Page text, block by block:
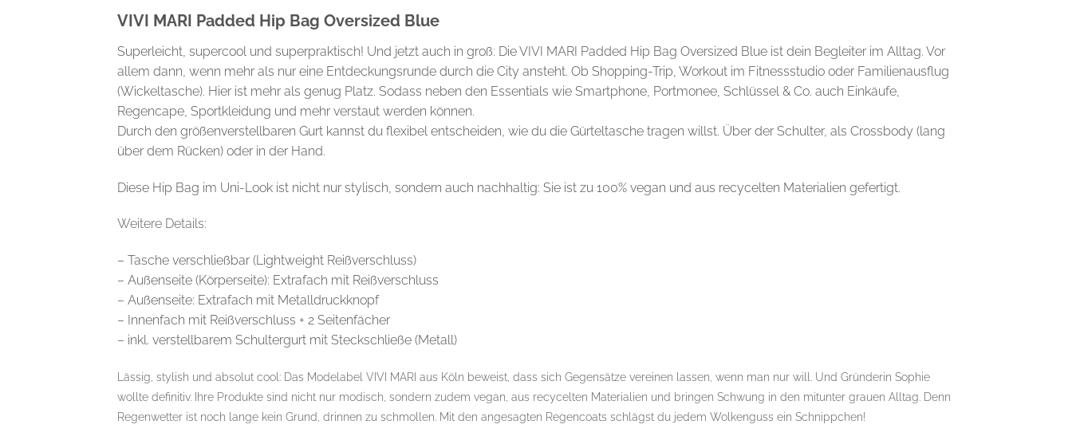
VIVI MARI Padded Hip Bag Oversized Blue
Superleicht, supercool und superpraktisch! Und jetzt auch in groß: Die VIVI MARI Padded Hip Bag Oversized Blue ist dein Begleiter im Alltag. Vor
allem dann, wenn mehr als nur eine Entdeckungsrunde durch die City ansteht. Ob Shopping-Trip, Workout im Fitnessstudio oder Familienausflug
(Wickeltasche). Hier ist mehr als genug Platz. Sodass neben den Essentials wie Smartphone, Portmonee, Schlüssel & Co. auch Einkäufe,
Regencape, Sportkleidung und mehr verstaut werden können.
Durch den größenverstellbaren Gurt kannst du flexibel entscheiden, wie du die Gürteltasche tragen willst. Über der Schulter, als Crossbody (lang
über dem Rücken) oder in der Hand.
Diese Hip Bag im Uni-Look ist nicht nur stylisch, sondern auch nachhaltig: Sie ist zu 100% vegan und aus recycelten Materialien gefertigt.
Weitere Details:
– Tasche verschließbar (Lightweight Reißverschluss)
– Außenseite (Körperseite): Extrafach mit Reißverschluss
– Außenseite: Extrafach mit Metalldruckknopf
– Innenfach mit Reißverschluss + 2 Seitenfächer
– inkl. verstellbarem Schultergurt mit Steckschließe (Metall)
Lässig, stylish und absolut cool: Das Modelabel VIVI MARI aus Köln beweist, dass sich Gegensätze vereinen lassen, wenn man nur will. Und Gründerin Sophie
wollte definitiv. Ihre Produkte sind nicht nur modisch, sondern zudem vegan, aus recycelten Materialien und bringen Schwung in den mitunter grauen Alltag. Denn
Regenwetter ist noch lange kein Grund, drinnen zu schmollen. Mit den angesagten Regencoats schlägst du jedem Wolkenguss ein Schnippchen!